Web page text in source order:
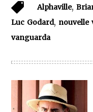
Alphaville,
Luc Godard, nouvelle
vanguarda